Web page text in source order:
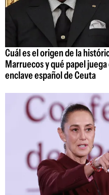
Cuál es el origen de la
Marruecos y qué papel
enclave español de Ceuta